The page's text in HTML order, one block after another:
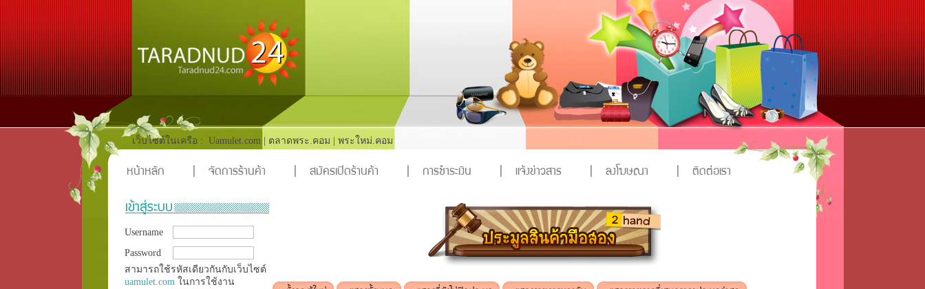
เว็บไซต์ในเครือ : Uamulet.com ตลาดพระ.คอม พระใหม่.คอม
หน้าหลัก จัดการร้านค้า สมัครเปิดร้านค้า การชำระเงิน แจ้งข่าวสาร ลงโฆษณา ติดต่อเรา
Username
Password
สามารถใช้รหัสเดียวกันกับเว็บไซต์
uamulet.com ในการใช้งาน